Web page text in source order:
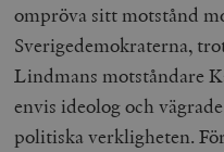
ompröva sitt motstånd
Sverigedemokraterna,
Lindmans motståndare
envis ideolog och
politiska verkligheten.